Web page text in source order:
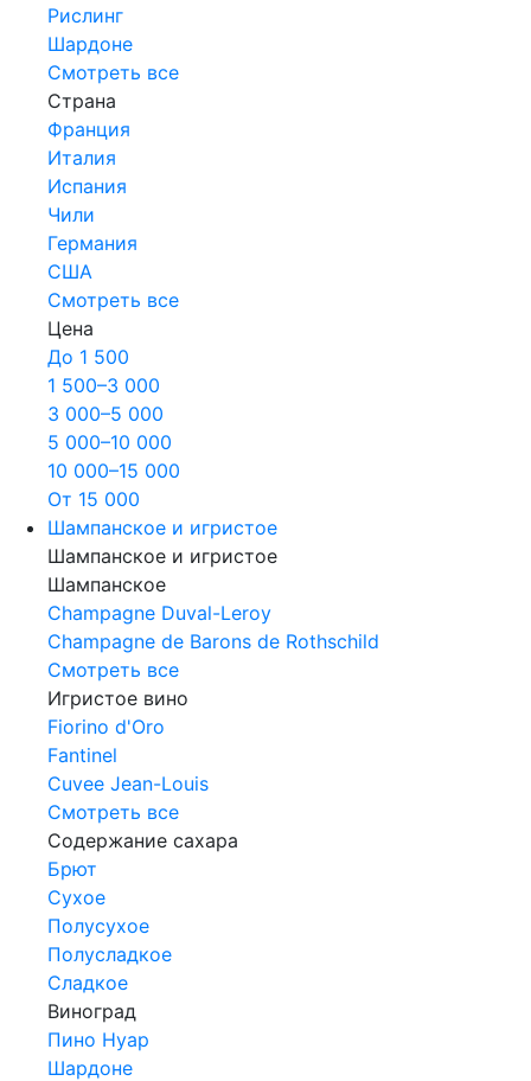
Рислинг
Шардоне
Смотреть все
Страна
Франция
Италия
Испания
Чили
Германия
США
Смотреть все
Цена
До 1 500
1 500–3 000
3 000–5 000
5 000–10 000
10 000–15 000
От 15 000
Шампанское и игристое
Шампанское и игристое
Шампанское
Champagne Duval-Leroy
Champagne de Barons de Rothschild
Смотреть все
Игристое вино
Fiorino d'Oro
Fantinel
Cuvee Jean-Louis
Смотреть все
Содержание сахара
Брют
Сухое
Полусухое
Полусладкое
Сладкое
Виноград
Пино Нуар
Шардоне